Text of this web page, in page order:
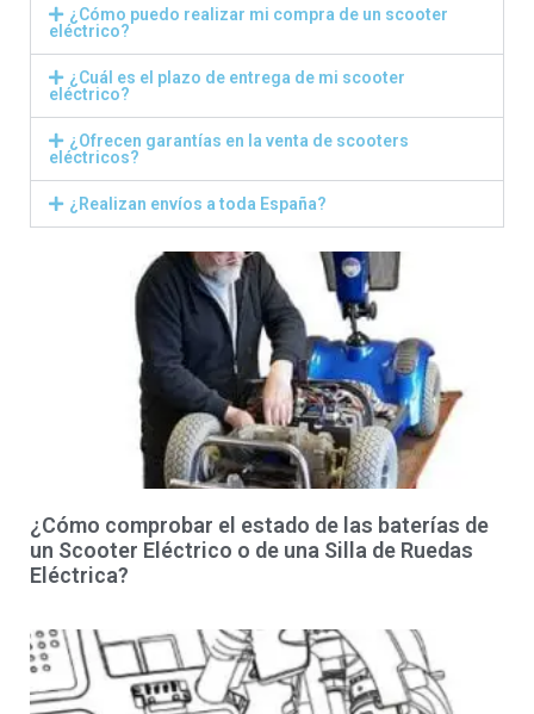
¿Cómo puedo realizar mi compra de un scooter
eléctrico?
¿Cuál es el plazo de entrega de mi scooter
eléctrico?
¿Ofrecen garantías en la venta de scooters
eléctricos?
¿Realizan envíos a toda España?
¿Cómo comprobar el estado de las baterías de
un Scooter Eléctrico o de una Silla de Ruedas
Eléctrica?